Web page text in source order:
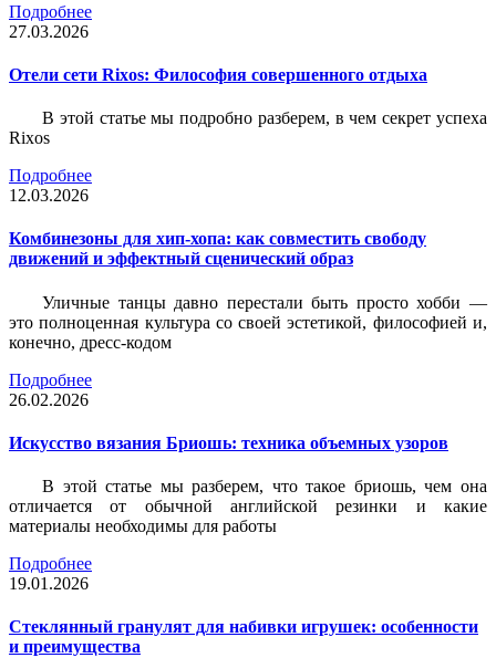
Подробнее
27.03.2026
Отели сети Rixos: Философия совершенного отдыха
В этой статье мы подробно разберем, в чем секрет успеха
Rixos
Подробнее
12.03.2026
Комбинезоны для хип-хопа: как совместить свободу
движений и эффектный сценический образ
Уличные танцы давно перестали быть просто хобби —
это полноценная культура со своей эстетикой, философией и,
конечно, дресс-кодом
Подробнее
26.02.2026
Искусство вязания Бриошь: техника объемных узоров
В этой статье мы разберем, что такое бриошь, чем она
отличается от обычной английской резинки и какие
материалы необходимы для работы
Подробнее
19.01.2026
Стеклянный гранулят для набивки игрушек: особенности
и преимущества